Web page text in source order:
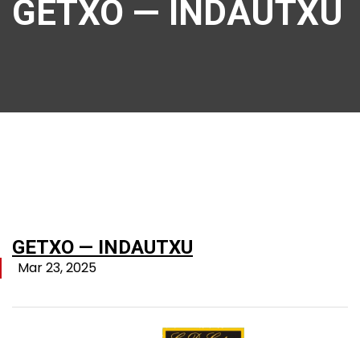
GETXO — INDAUTXU
GETXO — INDAUTXU
Mar 23, 2025